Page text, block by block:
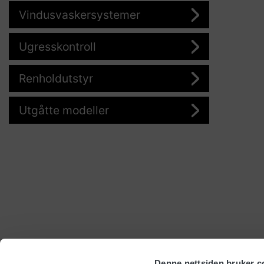
Vindusvaskersystemer
Ugresskontroll
Renholdutstyr
Utgåtte modeller